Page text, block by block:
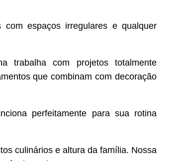
espaços irregulares e qualquer
trabalha com projetos totalmente
que combinam com decoração
perfeitamente para sua rotina
culinários e altura da família. Nossa